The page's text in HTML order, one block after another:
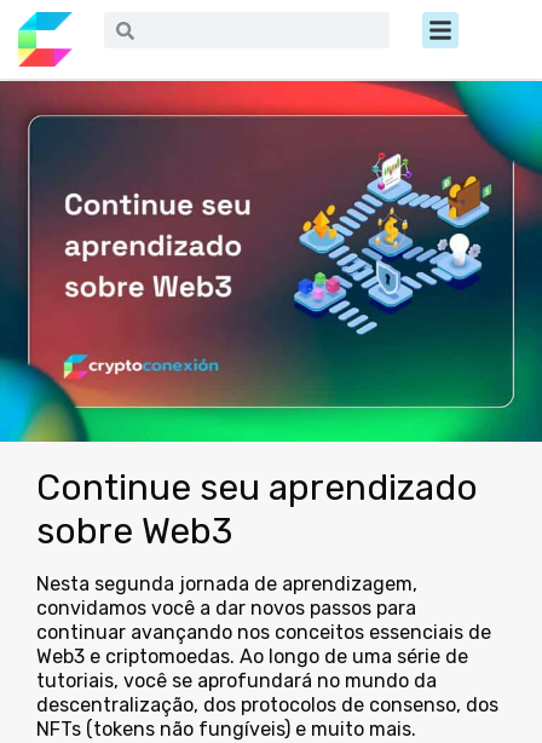
contenido
Buscar Menú
Continue seu aprendizado
sobre Web3
Nesta segunda jornada de aprendizagem,
convidamos você a dar novos passos para
continuar avançando nos conceitos essenciais de
Web3 e criptomoedas. Ao longo de uma série de
tutoriais, você se aprofundará no mundo da
descentralização, dos protocolos de consenso, dos
NFTs (tokens não fungíveis) e muito mais.